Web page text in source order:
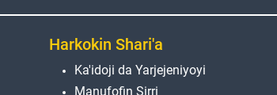
Harkokin Shari'a
Ka'idoji da Yarjejeniyoyi
Manufofin Sirri